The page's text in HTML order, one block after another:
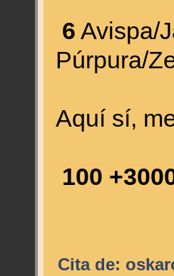
6 Avispa/
Púrpura/
Aquí sí,
100
Cita de: